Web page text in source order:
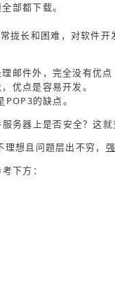
部都下载。
拢长和困难，对软件开
邮件外，完全没有优点
优点是容易开发。
的缺点。
务器上是否安全？这就
想且问题层出不穷，
下方：